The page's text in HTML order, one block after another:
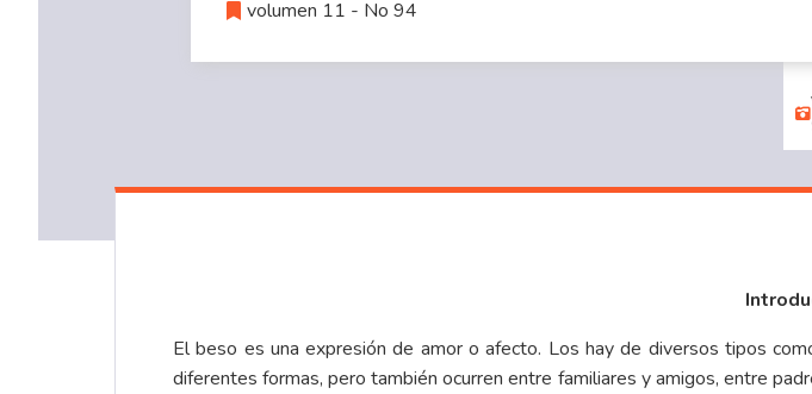
volumen 11 - No 94
El beso es una expresión de amor o afecto. Los hay de diversos tipos
diferentes formas, pero también ocurren entre familiares y amigos, entre